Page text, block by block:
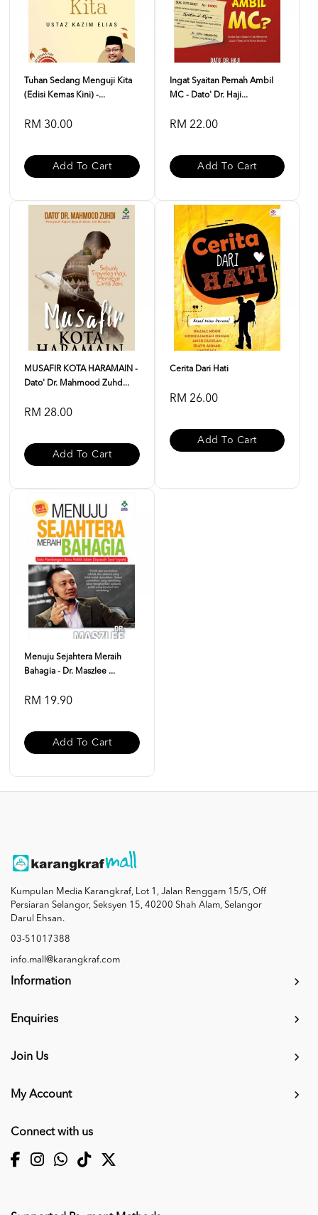
Tuhan Sedang Menguji Kita
(Edisi Kemas Kini) -...
RM 30.00
Add To Cart
Ingat Syaitan Pernah Ambil
MC - Dato' Dr. Haji...
RM 22.00
Add To Cart
MUSAFIR KOTA HARAMAIN -
Dato' Dr. Mahmood Zuhd...
RM 28.00
Add To Cart
Cerita Dari Hati
RM 26.00
Add To Cart
Menuju Sejahtera Meraih
Bahagia - Dr. Maszlee ...
RM 19.90
Add To Cart
Kumpulan Media Karangkraf, Lot 1, Jalan Renggam 15/5, Off
Persiaran Selangor, Seksyen 15, 40200 Shah Alam, Selangor
Darul Ehsan.
03-51017388
info.mall@karangkraf.com
Information
Enquiries
Join Us
My Account
Connect with us